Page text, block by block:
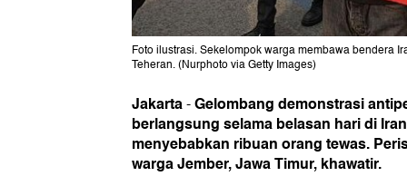
Foto ilustrasi. Sekelompok warga membawa bendera
Teheran. (Nurphoto via Getty Images)
Jakarta-Gelombang demonstrasi
berlangsung selama belasan hari di
menyebabkan ribuan orang tewas.
warga Jember, Jawa Timur, khawatir.